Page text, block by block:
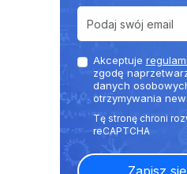
Akceptuje
zgodę
danych
otrzymywania